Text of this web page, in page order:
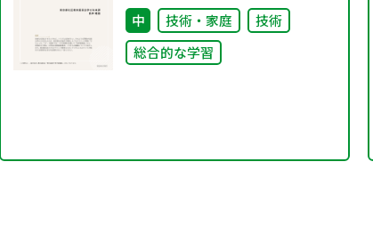
望 02 小学校における授業
実践事例
中 技術・家庭
技術
総合的な学習